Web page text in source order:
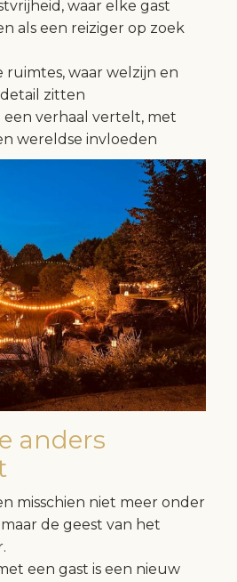
waar elke gast
als een reiziger op zoek
ruimtes, waar welzijn en
zitten
een verhaal vertelt, met
wereldse invloeden
anders
misschien niet meer onder
de geest van het
een gast is een nieuw